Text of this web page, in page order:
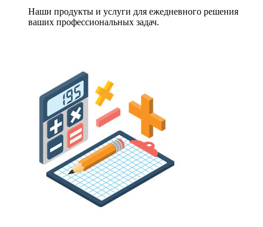
Наши продукты и услуги для ежедневного решения
ваших профессиональных задач.